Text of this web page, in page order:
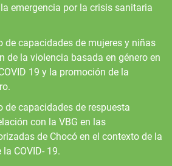
emergencia por la crisis sanitaria
de capacidades de mujeres y niñas
de la violencia basada en género en
19 y la promoción de la
de capacidades de respuesta
con la VBG en las
de Chocó en el contexto de la
COVID- 19.